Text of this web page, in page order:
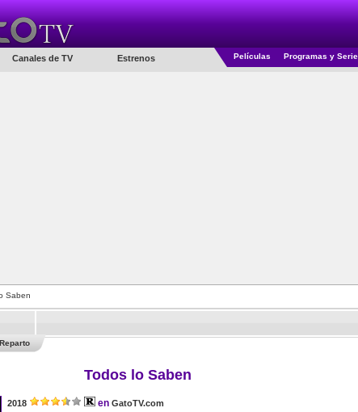
Canales de TV Estrenos Películas Programas y
Saben
Reparto
Todos lo Saben
2018 en GatoTV.com